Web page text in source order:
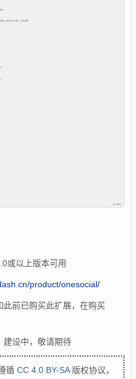
或以上版本可用
product/onesocial/
此前已购买此扩展，在购买
建设中，敬请期待
循 CC 4.0 BY-SA版权协议，